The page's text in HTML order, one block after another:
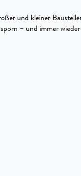
und kleiner
– und immer wieder